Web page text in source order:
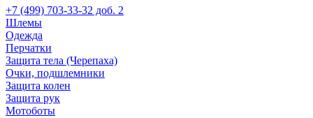
+7 (499) 703-33-32 доб. 2
Шлемы
Одежда
Перчатки
Защита тела (Черепаха)
Очки, подшлемники
Защита колен
Защита рук
Мотоботы